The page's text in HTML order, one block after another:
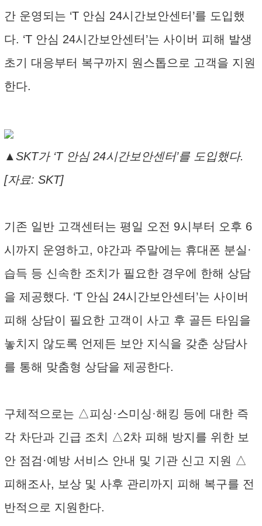
간 운영되는 ‘T 안심 24시간보안센터’를 도입했
다. ‘T 안심 24시간보안센터’는 사이버 피해 발생
초기 대응부터 복구까지 원스톱으로 고객을 지원
한다.
▲SKT가 ‘T 안심 24시간보안센터’를 도입했다.
[자료: SKT]
기존 일반 고객센터는 평일 오전 9시부터 오후 6
시까지 운영하고, 야간과 주말에는 휴대폰 분실·
습득 등 신속한 조치가 필요한 경우에 한해 상담
을 제공했다. ‘T 안심 24시간보안센터’는 사이버
피해 상담이 필요한 고객이 사고 후 골든 타임을
놓치지 않도록 언제든 보안 지식을 갖춘 상담사
를 통해 맞춤형 상담을 제공한다.
구체적으로는 △피싱·스미싱·해킹 등에 대한 즉
각 차단과 긴급 조치 △2차 피해 방지를 위한 보
안 점검·예방 서비스 안내 및 기관 신고 지원 △
피해조사, 보상 및 사후 관리까지 피해 복구를 전
반적으로 지원한다.